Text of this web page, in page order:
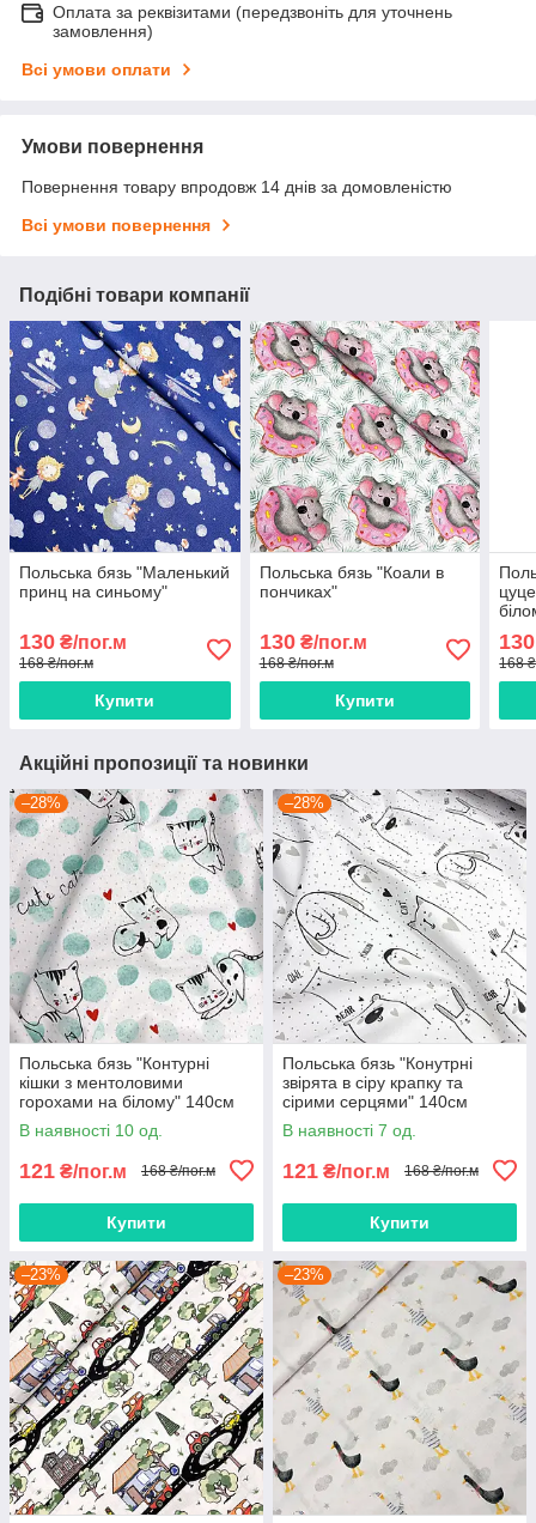
Оплата за реквізитами (передзвоніть для уточнень
замовлення)
Всі умови оплати
Умови повернення
Повернення товару впродовж 14 днів за домовленістю
Всі умови повернення
Подібні товари компанії
Польська бязь "Маленький
принц на синьому"
130 ₴/пог.м
168 ₴/пог.м
Купити
Польська бязь "Коали в
пончиках"
130₴/пог.м
168 ₴/пог.м
Купити
130
168
Акційні пропозиції та новинки
–28%
Польська бязь "Контурні
кішки з ментоловими
горохами на білому" 140см
В наявності 10 од.
121 ₴/пог.м 168 ₴/пог.м
Купити
–28%
Польська бязь "Конутрні
звірята в сіру крапку та
сірими серцями" 140см
В наявності 7 од.
121 ₴/пог.м 168 ₴/пог.м
Купити
–23% –23%